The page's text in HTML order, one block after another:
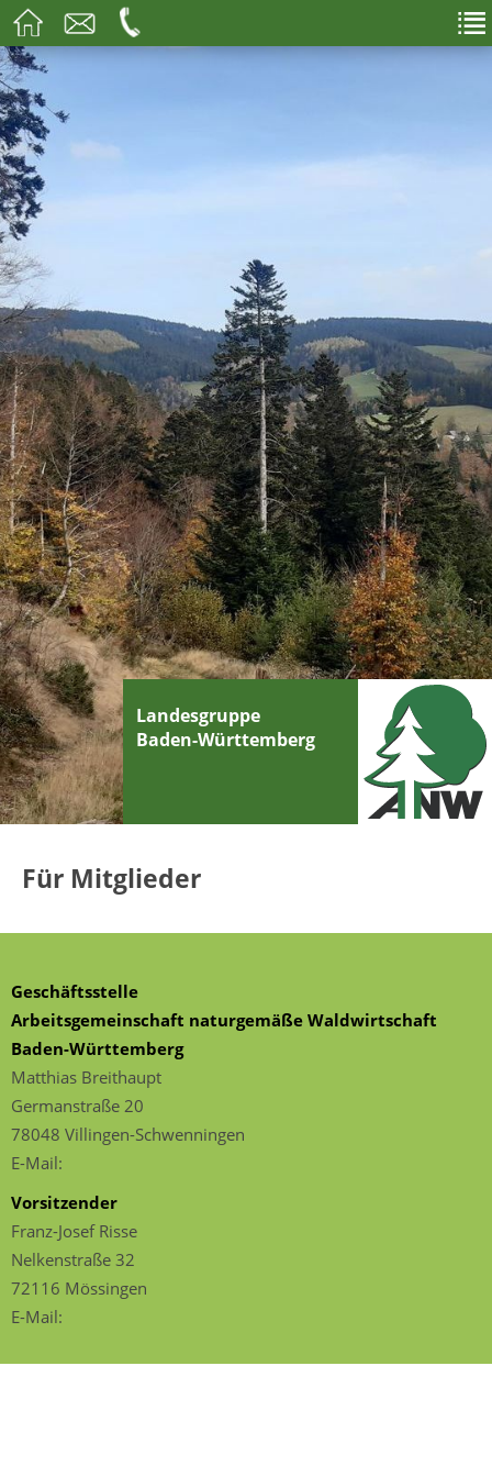
Landesgruppe
Baden-Württemberg
Für Mitglieder
Geschäftsstelle
Arbeitsgemeinschaft naturgemäße Waldwirtschaft
Baden-Württemberg
Matthias Breithaupt
Germanstraße 20
78048 Villingen-Schwenningen
E-Mail:
Vorsitzender
Franz-Josef Risse
Nelkenstraße 32
72116 Mössingen
E-Mail: